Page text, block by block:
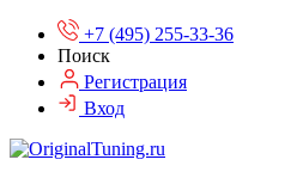
+7 (495) 255-33-36
Поиск
Регистрация
Вход